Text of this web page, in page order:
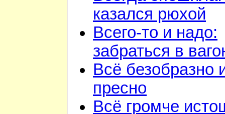
казался рюхой
Всего-то и надо:
забраться в
Всё безобразно
пресно
Всё громче